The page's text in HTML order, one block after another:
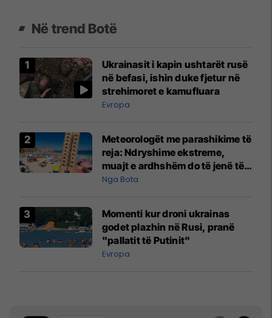
Në trend Botë
Ukrainasit i kapin ushtarët rusë
në befasi, ishin duke fjetur në
strehimoret e kamufluara
Evropa
Meteorologët me parashikime të
reja: Ndryshime ekstreme,
muajt e ardhshëm do të jenë të
pazakontë
Nga Bota
Momenti kur droni ukrainas
godet plazhin në Rusi, pranë
"pallatit të Putinit"
Evropa